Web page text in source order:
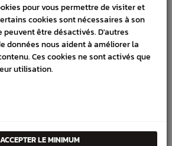
pour vous permettre de visiter et
cookies sont nécessaires à son
être désactivés. D'autres
données nous aident à améliorer la
Ces cookies ne sont activés que
utilisation.
ACCEPTER LE MINIMUM